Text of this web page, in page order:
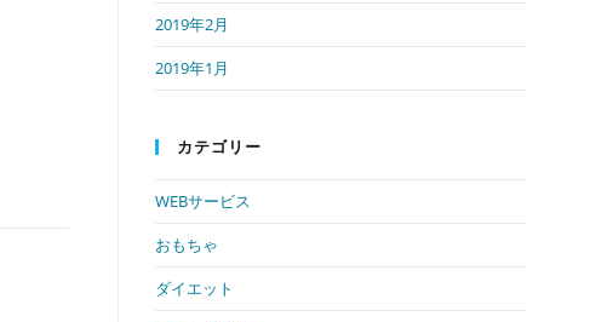
2019年2月
2019年1月
カテゴリー
WEBサービス
おもちゃ
ダイエット